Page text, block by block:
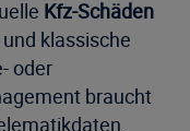
Kfz-Schäden
klassische
oder
braucht